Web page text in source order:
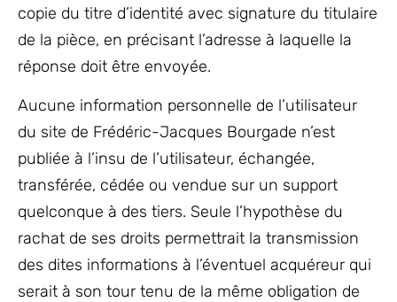
copie du titre d’identité avec signature du titulaire
de la pièce, en précisant l’adresse à laquelle la
réponse doit être envoyée.
Aucune information personnelle de l’utilisateur
du site de Frédéric-Jacques Bourgade n’est
publiée à l’insu de l’utilisateur, échangée,
transférée, cédée ou vendue sur un support
quelconque à des tiers. Seule l’hypothèse du
rachat de ses droits permettrait la transmission
des dites informations à l’éventuel acquéreur qui
serait à son tour tenu de la même obligation de